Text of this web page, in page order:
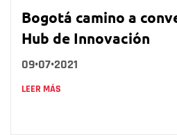
Bogotá camino a
Hub de Innovación
09•07•2021
LEER MÁS